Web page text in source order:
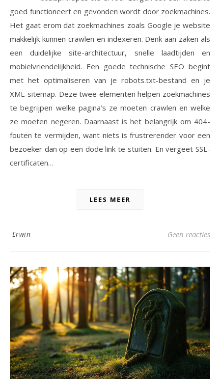
goed functioneert en gevonden wordt door zoekmachines.
Het gaat erom dat zoekmachines zoals Google je website
makkelijk kunnen crawlen en indexeren. Denk aan zaken als
een duidelijke site-architectuur, snelle laadtijden en
mobielvriendelijkheid. Een goede technische SEO begint
met het optimaliseren van je robots.txt-bestand en je
XML-sitemap. Deze twee elementen helpen zoekmachines
te begrijpen welke pagina’s ze moeten crawlen en welke
ze moeten negeren. Daarnaast is het belangrijk om 404-
fouten te vermijden, want niets is frustrerender voor een
bezoeker dan op een dode link te stuiten. En vergeet SSL-
certificaten…
LEES MEER
Erwin Geen reacties